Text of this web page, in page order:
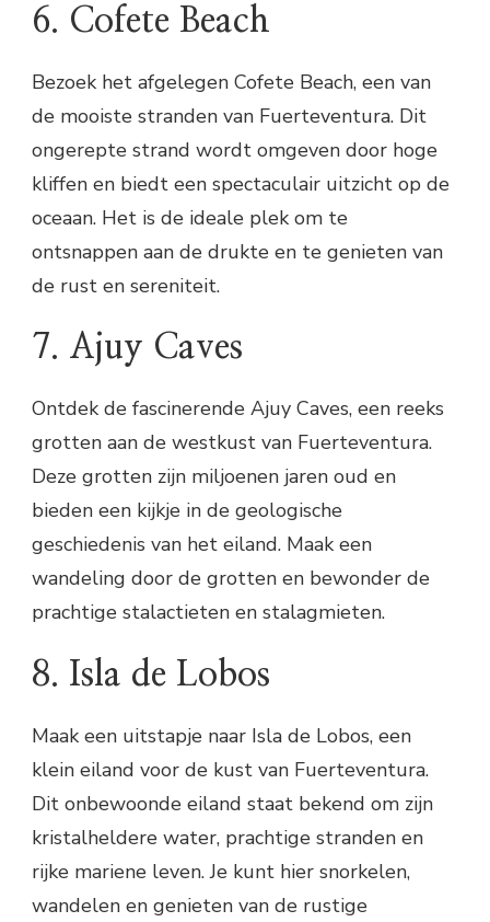
6. Cofete Beach
Bezoek het afgelegen Cofete Beach, een van
de mooiste stranden van Fuerteventura. Dit
ongerepte strand wordt omgeven door hoge
kliffen en biedt een spectaculair uitzicht op de
oceaan. Het is de ideale plek om te
ontsnappen aan de drukte en te genieten van
de rust en sereniteit.
7. Ajuy Caves
Ontdek de fascinerende Ajuy Caves, een reeks
grotten aan de westkust van Fuerteventura.
Deze grotten zijn miljoenen jaren oud en
bieden een kijkje in de geologische
geschiedenis van het eiland. Maak een
wandeling door de grotten en bewonder de
prachtige stalactieten en stalagmieten.
8. Isla de Lobos
Maak een uitstapje naar Isla de Lobos, een
klein eiland voor de kust van Fuerteventura.
Dit onbewoonde eiland staat bekend om zijn
kristalheldere water, prachtige stranden en
rijke mariene leven. Je kunt hier snorkelen,
wandelen en genieten van de rustige